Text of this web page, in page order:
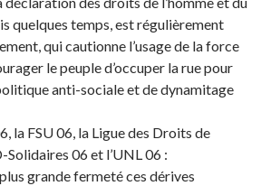
quelques temps, est régulièrement
qui cautionne l’usage de la force
le peuple d’occuper la rue pour
anti-sociale et de dynamitage
la FSU 06, la Ligue des Droits de
Solidaires 06 et l’UNL 06 :
grande fermeté ces dérives